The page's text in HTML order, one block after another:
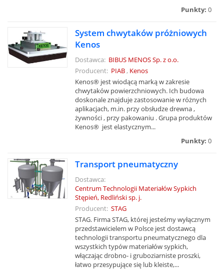
Punkty: 0
System chwytaków próżniowych
Kenos
Dostawca: BIBUS MENOS Sp. z o.o.
Producent: PIAB, Kenos
Kenos® jest wiodącą marką w zakresie
chwytaków powierzchniowych. Ich budowa
doskonale znajduje zastosowanie w różnych
aplikacjach, m.in. przy obsłudze drewna ,
żywności , przy pakowaniu . Grupa produktów
Kenos® jest elastycznym...
Punkty: 0
Transport pneumatyczny
Dostawca:
Centrum Technologii Materiałów Sypkich
Stępień, Redliński sp. j.
Producent: STAG
STAG. Firma STAG, której jesteśmy wyłącznym
przedstawicielem w Polsce jest dostawcą
technologii transportu pneumatycznego dla
wszystkich typów materiałów sypkich,
włączając drobno- i gruboziarniste proszki,
łatwo przesypujące się lub kleiste,...